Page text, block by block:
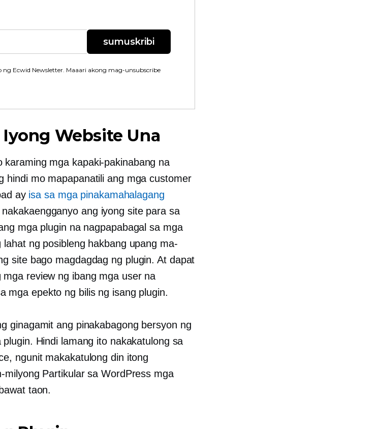
sumuskribi
Ecwid Newsletter. Maaari akong mag-unsubscribe
Website Una
karaming mga kapaki-pakinabang na
hindi mo mapapanatili ang mga customer
ay isa sa mga pinakamahalagang
ang iyong site para sa
mga plugin na nagpapabagal sa mga
ng posibleng hakbang upang ma-
site bago magdagdag ng plugin. At dapat
review ng ibang mga user na
mga epekto ng bilis ng isang plugin.
ginagamit ang pinakabagong bersyon ng
Hindi lamang ito nakakatulong sa
ngunit makakatulong din itong
milyong Partikular sa WordPress mga
taon.